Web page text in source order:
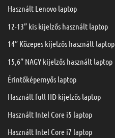
Használt Lenovo laptop
12-13” kis kijelzős használt laptop
14” Közepes kijelzős használt laptop
15,6” NAGY kijelzős használt laptop
Érintőképernyős laptop
Használt full HD kijelzős laptop
Használt Intel Core i5 laptop
Használt Intel Core i7 laptop